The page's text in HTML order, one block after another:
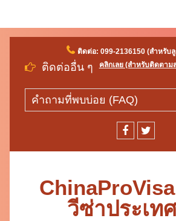
ติดต่อ: 099-2136150 (สำหรับ
ติดต่ออื่น ๆ คลิกเลย (สำหรับติดตาม
คำถามที่พบบ่อย (FAQ)
วีซ่าประเท